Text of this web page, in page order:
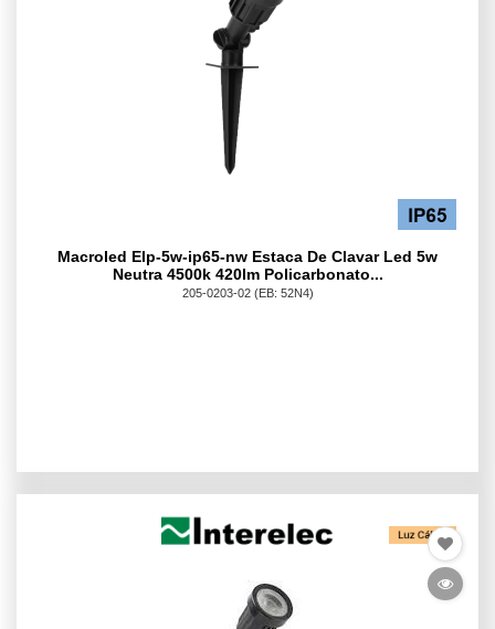
Macroled Elp-5w-ip65-nw Estaca De Clavar Led 5w
Neutra 4500k 420lm Policarbonato...
205-0203-02(EB: 52N4)